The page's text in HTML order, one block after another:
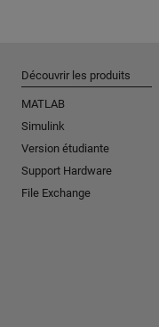
Découvrir les produits
MATLAB
Simulink
Version étudiante
Support Hardware
File Exchange